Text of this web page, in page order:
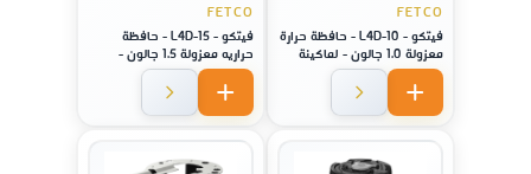
FETCO
فيتكو - L4D-10 - حافظة حرارة
معزولة 1.0 جالون - لماكينة
موديل XTS-2141
FETCO
فيتكو - L4D-15 - حافظة
حراريه معزولة 1.5 جالون -
لماكينة موديل XTS-2151